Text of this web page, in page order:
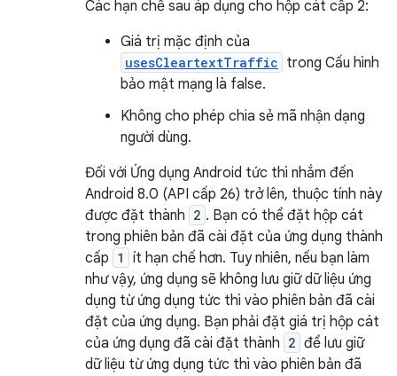
Các hạn chế sau áp dụng cho hộp cát cấp 2:
Giá trị mặc định của
usesCleartextTraffic trong Cấu hình
bảo mật mạng là false.
Không cho phép chia sẻ mã nhận dạng
người dùng.
Đối với Ứng dụng Android tức thì nhắm đến
Android 8.0 (API cấp 26) trở lên, thuộc tính này
được đặt thành 2 . Bạn có thể đặt hộp cát
trong phiên bản đã cài đặt của ứng dụng thành
cấp 1
ít hạn chế hơn. Tuy nhiên, nếu bạn làm
như vậy, ứng dụng sẽ không lưu giữ dữ liệu ứng
dụng từ ứng dụng tức thì vào phiên bản đã cài
đặt của ứng dụng. Bạn phải đặt giá trị hộp cát
của ứng dụng đã cài đặt thành 2 để lưu giữ
dữ liệu từ ứng dụng tức thì vào phiên bản đã